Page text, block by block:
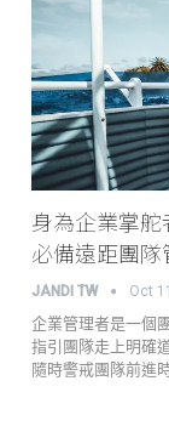
身為企業掌
必備遠距團隊
JANDI TW Oct
企業管理者是一個
指引團隊走上明確
隨時警戒團隊前進